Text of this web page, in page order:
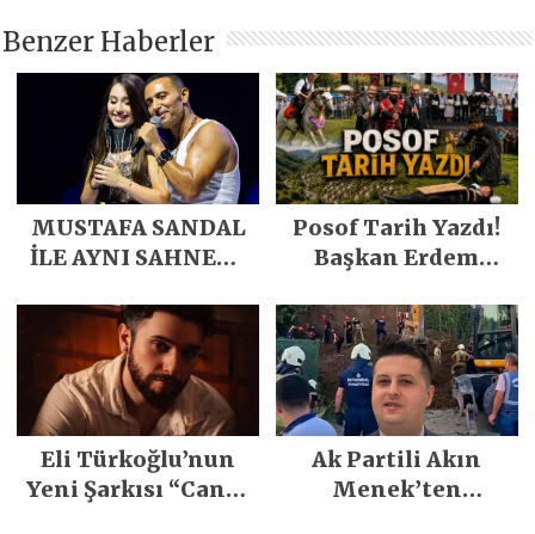
Benzer Haberler
MUSTAFA SANDAL
İLE AYNI SAHNEDE
Posof Tarih Yazdı!
Başkan Erdem
Emeğiyle Son
Yılların En Büyük
Festivali
Gerçekleşti
Eli Türkoğlu’nun
Yeni Şarkısı “Canın
Ak Partili Akın
Menek’ten